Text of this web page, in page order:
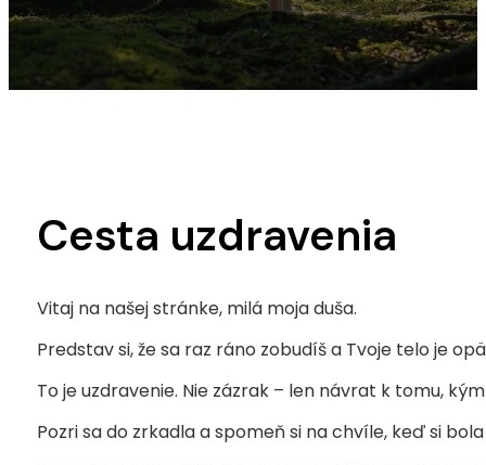
Cesta uzdravenia
Vitaj na našej stránke, milá moja duša.
Predstav si, že sa raz ráno zobudíš a Tvoje telo je
To je uzdravenie. Nie zázrak – len návrat k tomu,
Pozri sa do zrkadla a spomeň si na chvíle, keď si